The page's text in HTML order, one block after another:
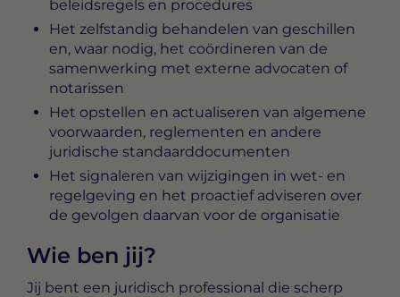
beleidsregels en procedures
Het zelfstandig behandelen van geschillen
en, waar nodig, het coördineren van de
samenwerking met externe advocaten of
notarissen
Het opstellen en actualiseren van algemene
voorwaarden, reglementen en andere
juridische standaarddocumenten
Het signaleren van wijzigingen in wet- en
regelgeving en het proactief adviseren over
de gevolgen daarvan voor de organisatie
Wie ben jij?
Jij bent een juridisch professional die scherp